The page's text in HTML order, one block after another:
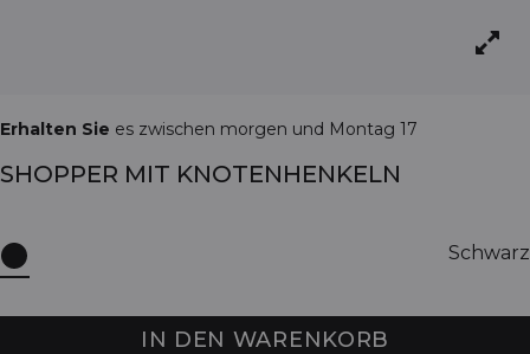
Erhalten Sie es zwischen morgen und Montag 17
SHOPPER MIT KNOTENHENKELN
Schwarz
IN DEN WARENKORB